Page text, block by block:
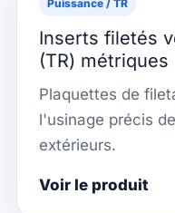
Puissance / TR
Inserts filetés
(TR) métriques
Plaquettes de
l'usinage précis
extérieurs.
Voir le produit